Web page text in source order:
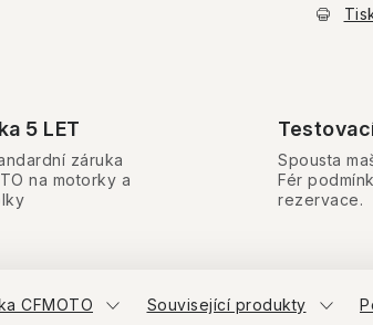
5 LET
záruka
na motorky a
Spousta
Fér
rezervace.
CFMOTO Související produkty